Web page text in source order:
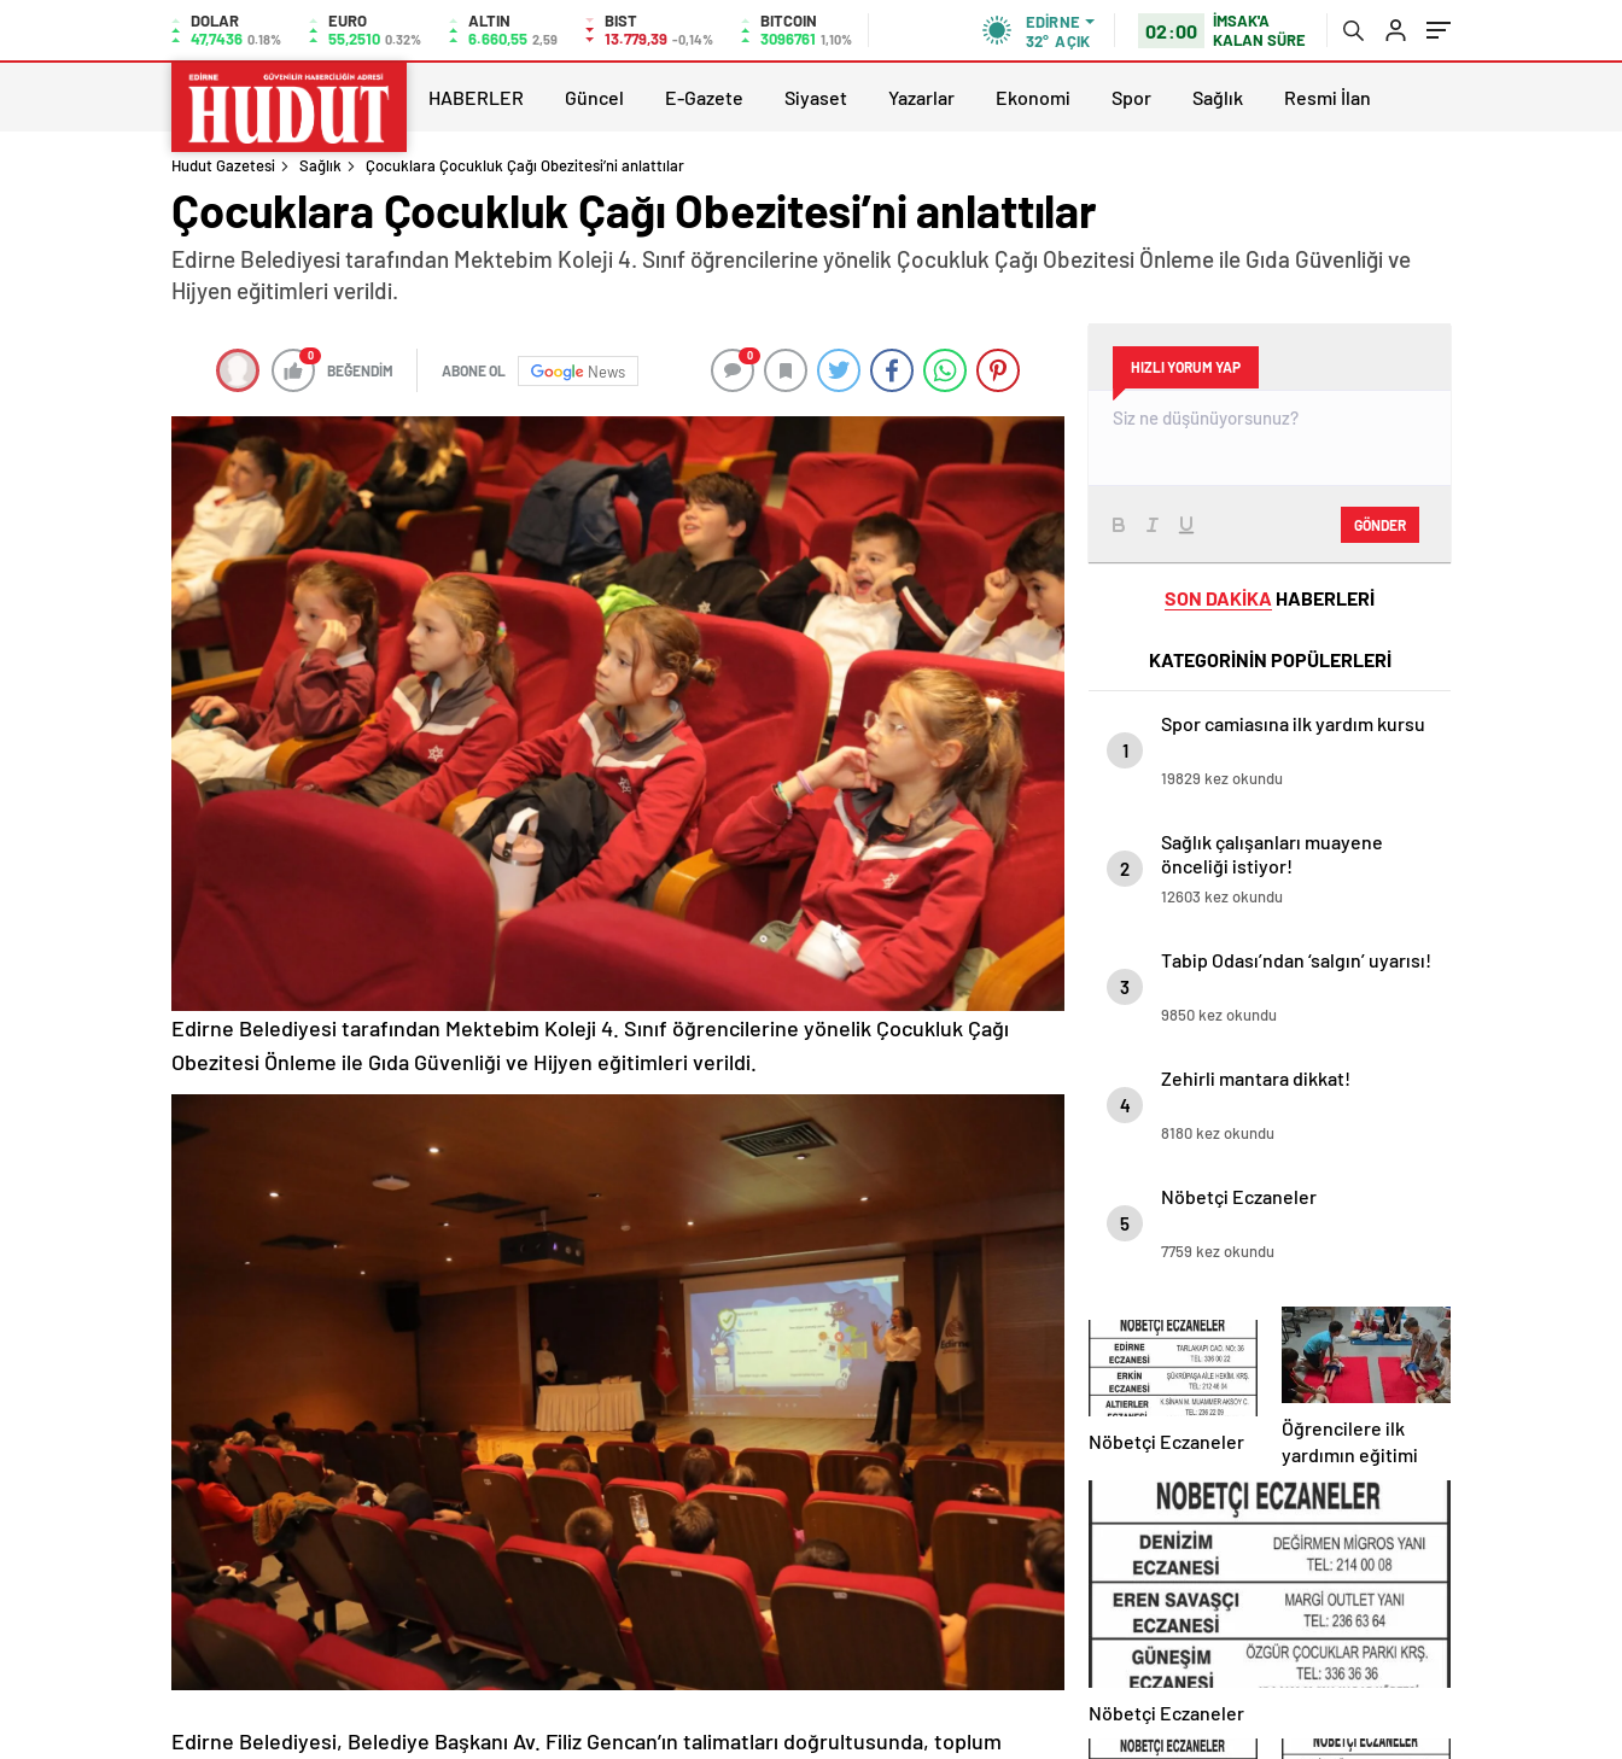
DOLAR
47,7436 0.18%
EURO
55,2510 0.32%
ALTIN
6.660,55 2,59
BIST
13.779,39 -0,14%
BITCOIN
3096761 1,10%
EDIRNE
32° AÇIK 02:00
İMSAK'A
KALAN SÜRE
HABERLER Güncel E-Gazete Siyaset Yazarlar Ekonomi Spor Sağlık Resmi İlan
Hudut Gazetesi Sağlık Çocuklara Çocukluk Çağı Obezitesi’ni anlattılar
Çocuklara Çocukluk Çağı Obezitesi’ni anlattılar
Edirne Belediyesi tarafından Mektebim Koleji 4. Sınıf öğrencilerine yönelik Çocukluk Çağı Obezitesi Önleme ile Gıda Güvenliği ve
Hijyen eğitimleri verildi.
0
BEĞENDİM ABONE OL News
0
Edirne Belediyesi tarafından Mektebim Koleji 4. Sınıf öğrencilerine yönelik Çocukluk Çağı
Obezitesi Önleme ile Gıda Güvenliği ve Hijyen eğitimleri verildi.
Edirne Belediyesi, Belediye Başkanı Av. Filiz Gencan’ın talimatları doğrultusunda, toplum
HIZLI YORUM YAP
GÖNDER
SON DAKİKA HABERLERİ
KATEGORİNİN POPÜLERLERİ
1
Spor camiasına ilk yardım kursu
19829 kez okundu
2
Sağlık çalışanları muayene
önceliği istiyor!
12603 kez okundu
3
Tabip Odası’ndan ‘salgın’ uyarısı!
9850 kez okundu
4
Zehirli mantara dikkat!
8180 kez okundu
5
Nöbetçi Eczaneler
7759 kez okundu
Nöbetçi Eczaneler
Öğrencilere ilk
yardımın eğitimi
Nöbetçi Eczaneler